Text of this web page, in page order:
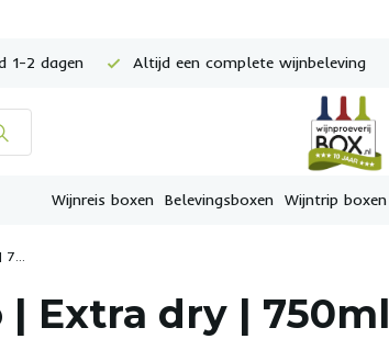
1-2 dagen Altijd een complete wijnbeleving
Wijnreis boxen Belevingsboxen Wijntrip boxen
7...
| Extra dry | 750ml